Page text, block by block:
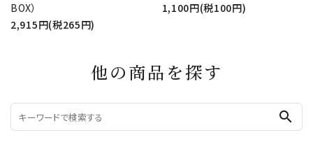
BOX）
2,915円(税265円)
1,100円(税100円)
他の商品を探す
search